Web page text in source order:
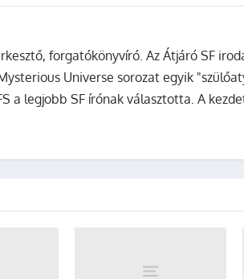
forgatókönyvíró. Az Átjáró SF
Universe sorozat egyik
a legjobb SF írónak választotta. A